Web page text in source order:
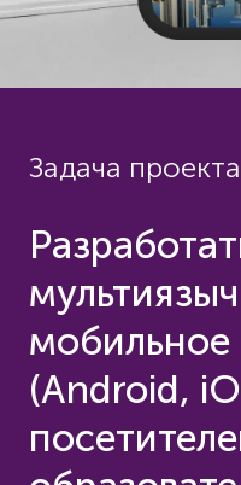
Задача проекта
(Android,